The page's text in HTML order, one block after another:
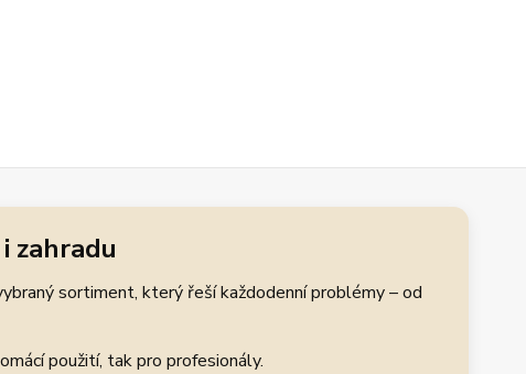
zahradu
sortiment, který řeší každodenní problémy – od
použití, tak pro profesionály.